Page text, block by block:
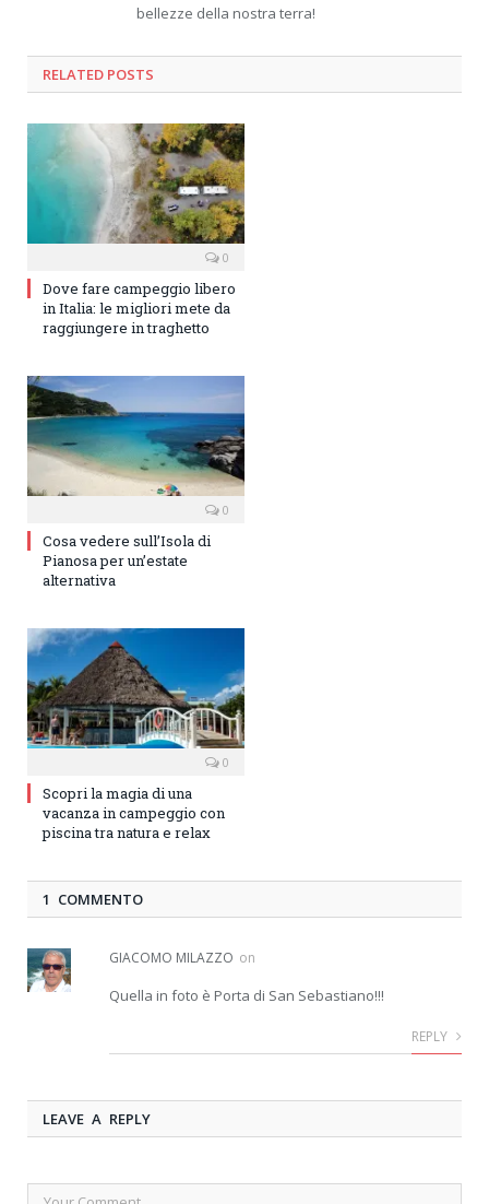
bellezze della nostra terra!
RELATED POSTS
0
Dove fare campeggio libero
in Italia: le migliori mete da
raggiungere in traghetto
0
Cosa vedere sull’Isola di
Pianosa per un’estate
alternativa
0
Scopri la magia di una
vacanza in campeggio con
piscina tra natura e relax
1 COMMENTO
GIACOMO MILAZZO on
Quella in foto è Porta di San Sebastiano!!!
REPLY
LEAVE A REPLY